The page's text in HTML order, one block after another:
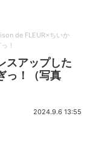
de FLEUR×ちいか
！
スアップした
っ！（写真
2024.9.6 13:55